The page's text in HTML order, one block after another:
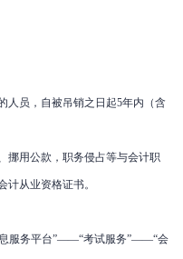
人员，自被吊销之日起5年内（含
挪用公款，职务侵占等与会计职
从业资格证书。
服务平台”——“考试服务”——“会